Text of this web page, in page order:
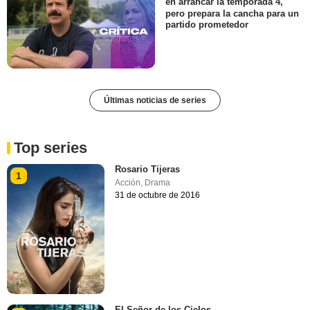
en arrancar la temporada 4,
pero prepara la cancha para un
partido prometedor
Últimas noticias de series
Top series
1
Rosario Tijeras
Acción Drama
31 de octubre de 2016